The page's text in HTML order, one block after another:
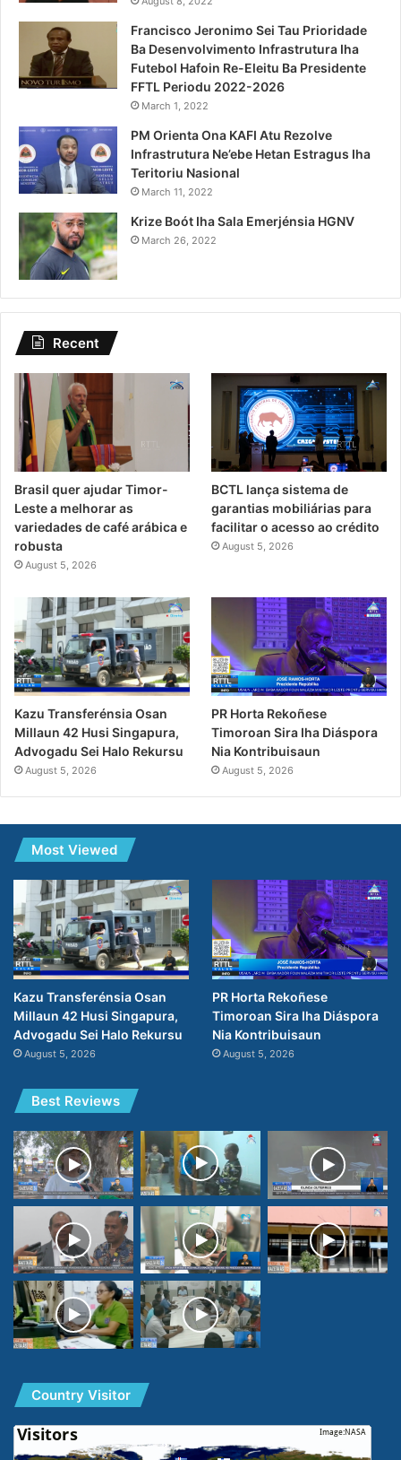
Francisco Jeronimo Sei Tau Prioridade
Ba Desenvolvimento Infrastrutura Iha
Futebol Hafoin Re-Eleitu Ba Presidente
FFTL Periodu 2022-2026
March 1, 2022
PM Orienta Ona KAFI Atu Rezolve
Infrastrutura Ne’ebe Hetan Estragus Iha
Teritoriu Nasional
March 11, 2022
Krize Boót Iha Sala Emerjénsia HGNV
March 26, 2022
Recent
Brasil quer ajudar Timor-
Leste a melhorar as
variedades de café arábica e
robusta
August 5, 2026
BCTL lança sistema de
garantias mobiliárias para
facilitar o acesso ao crédito
August 5, 2026
Kazu Transferénsia Osan
Millaun 42 Husi Singapura,
Advogadu Sei Halo Rekursu
August 5, 2026
PR Horta Rekoñese
Timoroan Sira Iha Diáspora
Nia Kontribuisaun
August 5, 2026
Most Viewed
Kazu Transferénsia Osan
Millaun 42 Husi Singapura,
Advogadu Sei Halo Rekursu
August 5, 2026
PR Horta Rekoñese
Timoroan Sira Iha Diáspora
Nia Kontribuisaun
August 5, 2026
Best Reviews
Country Visitor